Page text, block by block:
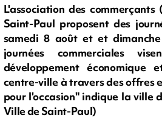
L'association des
Saint-Paul proposent des
samedi 8 août et et
journées commerciales
développement économique
centre-ville à travers des offres
pour l'occasion" indique la ville
Ville de Saint-Paul)